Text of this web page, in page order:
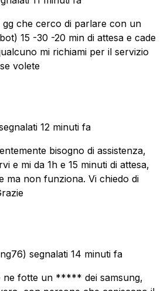
gg che cerco di parlare con un
15 -30 -20 min di attesa e cade
mi richiami per il servizio
volete
12 minuti fa
bisogno di assistenza,
e mi da 1h e 15 minuti di attesa,
ma non funziona. Vi chiedo di
segnalati 14 minuti fa
ne fotte un ***** dei samsung,